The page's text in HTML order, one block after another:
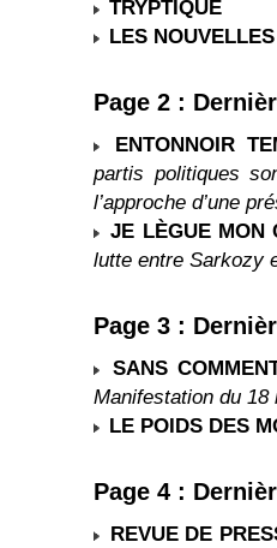
TRYPTIQUE
LES
Page 2 :
ENTONNOIR
partis politiques
l’approche d’une
JE LÈGUE MON
lutte entre Sarkozy
Page 3 :
SANS
Manifestation du
LE POIDS DES
Page 4 :
REVUE DE